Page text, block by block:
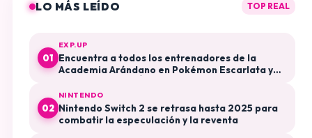
LO MÁS LEÍDO TOP REAL
01
EXP.UP
Encuentra a todos los entrenadores de la
Academia Arándano en Pokémon Escarlata y
02
NINTENDO
Nintendo Switch 2 se retrasa hasta 2025 para
combatir la especulación y la reventa